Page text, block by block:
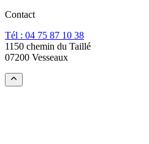
Contact
Tél : 04 75 87 10 38
1150 chemin du Taillé
07200 Vesseaux